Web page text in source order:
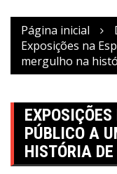
Página inicial
Exposições na
mergulho na
PÚBLICO A
HISTÓRIA